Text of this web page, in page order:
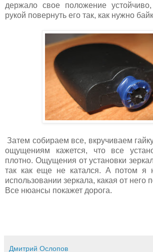
держало свое положение
рукой повернуть его так, как нужно
Затем собираем все, вкручиваем
ощущениям кажется, что все
плотно. Ощущения от установки
так как еще не катался. А потом я
использовании зеркала, какая от него
Все нюансы покажет дорога.
Дмитрий Ослопов